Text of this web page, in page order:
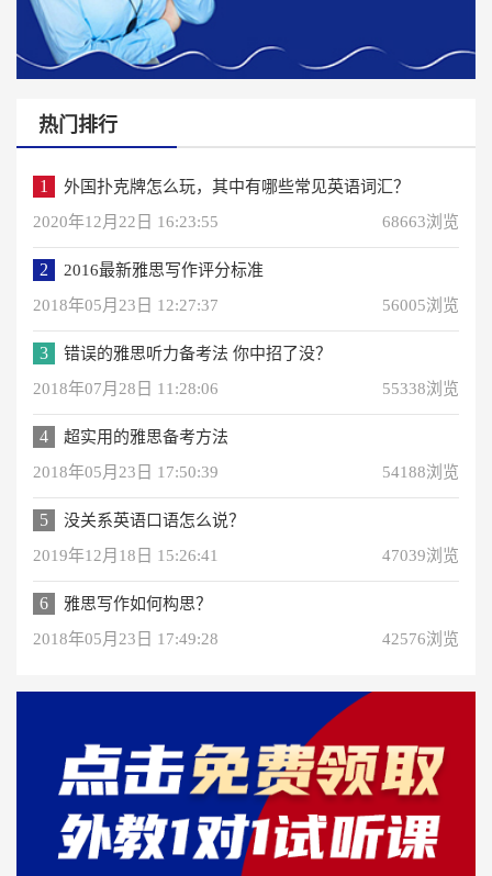
热门排行
1
外国扑克牌怎么玩，其中有哪些常见英语词汇？
2020年12月22日 16:23:55
68663浏览
2
2016最新雅思写作评分标准
2018年05月23日 12:27:37
56005浏览
3
错误的雅思听力备考法 你中招了没？
2018年07月28日 11:28:06
55338浏览
4
超实用的雅思备考方法
2018年05月23日 17:50:39
54188浏览
5
没关系英语口语怎么说？
2019年12月18日 15:26:41
47039浏览
6
雅思写作如何构思？
2018年05月23日 17:49:28
42576浏览